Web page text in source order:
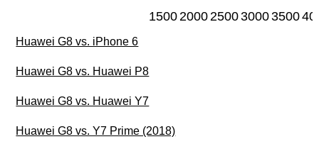
15002000250030003500
Huawei G8 vs. iPhone 6
Huawei G8 vs. Huawei P8
Huawei G8 vs. Huawei Y7
Huawei G8 vs. Y7 Prime (2018)